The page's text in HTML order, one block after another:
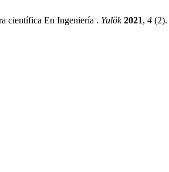
científica En Ingeniería . Yulök 2021, 4 (2).